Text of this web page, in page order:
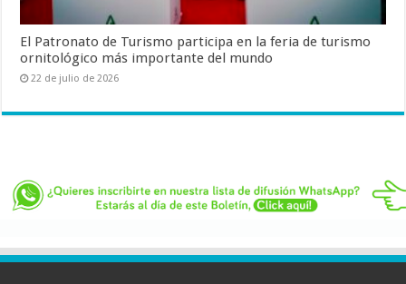
El Patronato de Turismo participa en la feria de turismo
ornitológico más importante del mundo
22 de julio de 2026